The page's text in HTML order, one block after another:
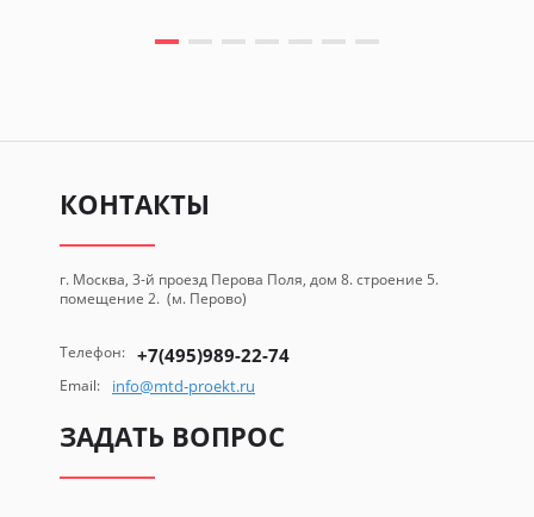
КОНТАКТЫ
г. Москва, 3-й проезд Перова Поля, дом 8. строение 5.
помещение 2. (м. Перово)
Телефон: +7(495)989-22-74
Email: info@mtd-proekt.ru
ЗАДАТЬ ВОПРОС